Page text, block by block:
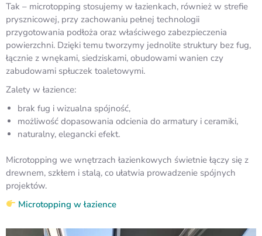
Tak – microtopping stosujemy w łazienkach, również w strefie
prysznicowej, przy zachowaniu pełnej technologii
przygotowania podłoża oraz właściwego zabezpieczenia
powierzchni. Dzięki temu tworzymy jednolite struktury bez fug,
łącznie z wnękami, siedziskami, obudowami wanien czy
zabudowami spłuczek toaletowymi.
Zalety w łazience:
brak fug i wizualna spójność,
możliwość dopasowania odcienia do armatury i ceramiki,
naturalny, elegancki efekt.
Microtopping we wnętrzach łazienkowych świetnie łączy się z
drewnem, szkłem i stalą, co ułatwia prowadzenie spójnych
projektów.
Microtopping w łazience